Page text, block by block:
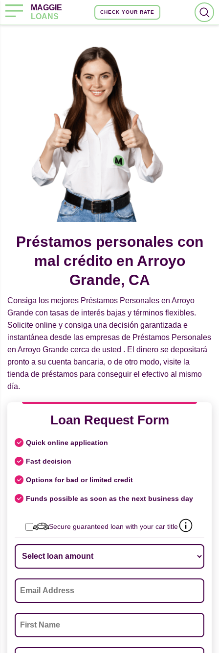
MAGGIE
LOANS
CHECK YOUR RATE
Préstamos personales con
mal crédito en Arroyo
Grande, CA
Consiga los mejores Préstamos Personales en Arroyo
Grande con tasas de interés bajas y términos flexibles.
Solicite online y consiga una decisión garantizada e
instantánea desde las empresas de Préstamos Personales
en Arroyo Grande cerca de usted . El dinero se depositará
pronto a su cuenta bancaria, o de otro modo, visite la
tienda de préstamos para conseguir el efectivo al mismo
día.
Loan Request Form
Quick online application
Fast decision
Options for bad or limited credit
Funds possible as soon as the next business day
Secure guaranteed loan with your car title